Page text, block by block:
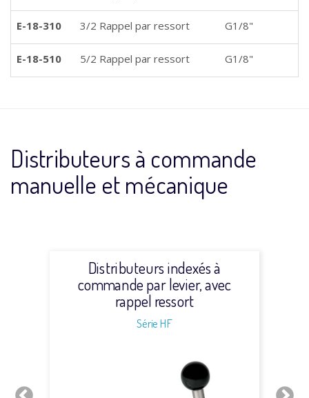
E-18-310 3/2 Rappel par ressort G1/8"
E-18-510 5/2 Rappel par ressort G1/8"
Distributeurs à commande
manuelle et mécanique
Distributeurs indexés à
commande par levier, avec
rappel ressort
Série HF